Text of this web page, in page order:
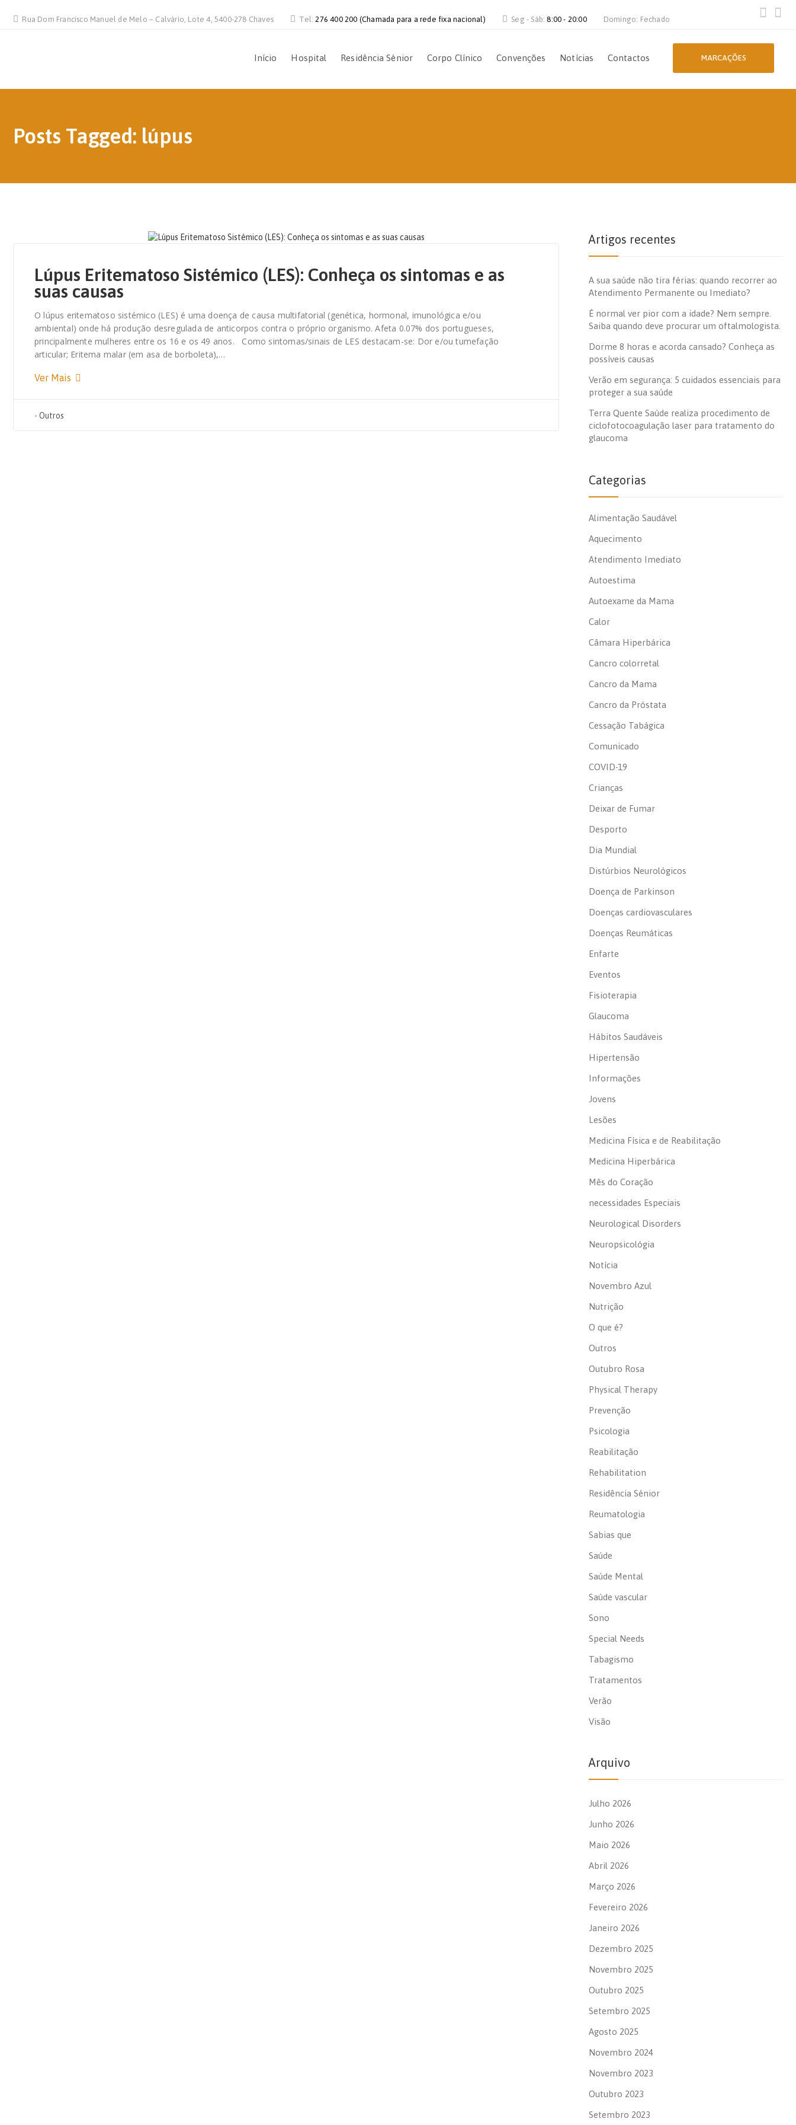
Rua Dom Francisco Manuel de Melo – Calvário, Lote 4, 5400-278 Chaves Tel:276 400 200 (Chamada para a rede fixa nacional) Seg - Sáb:8:00 - 20:00 Domingo: Fechado
Início Hospital Residência Sénior Corpo Clínico Convenções Notícias Contactos MARCAÇÕES
Posts Tagged: lúpus
Lúpus Eritematoso Sistémico (LES): Conheça os sintomas e as
suas causas
O lúpus eritematoso sistémico (LES) é uma doença de causa multifatorial (genética, hormonal, imunológica e/ou
ambiental) onde há produção desregulada de anticorpos contra o próprio organismo. Afeta 0.07% dos portugueses,
principalmente mulheres entre os 16 e os 49 anos. Como sintomas/sinais de LES destacam-se: Dor e/ou tumefação
articular; Eritema malar (em asa de borboleta),…
Ver Mais
- Outros
Artigos recentes
A sua saúde não tira férias: quando recorrer ao
Atendimento Permanente ou Imediato?
É normal ver pior com a idade? Nem sempre.
Saiba quando deve procurar um oftalmologista.
Dorme 8 horas e acorda cansado? Conheça as
possíveis causas
Verão em segurança: 5 cuidados essenciais para
proteger a sua saúde
Terra Quente Saúde realiza procedimento de
ciclofotocoagulação laser para tratamento do
glaucoma
Categorias
Alimentação Saudável
Aquecimento
Atendimento Imediato
Autoestima
Autoexame da Mama
Calor
Câmara Hiperbárica
Cancro colorretal
Cancro da Mama
Cancro da Próstata
Cessação Tabágica
Comunicado
COVID-19
Crianças
Deixar de Fumar
Desporto
Dia Mundial
Distúrbios Neurológicos
Doença de Parkinson
Doenças cardiovasculares
Doenças Reumáticas
Enfarte
Eventos
Fisioterapia
Glaucoma
Hábitos Saudáveis
Hipertensão
Informações
Jovens
Lesões
Medicina Física e de Reabilitação
Medicina Hiperbárica
Mês do Coração
necessidades Especiais
Neurological Disorders
Neuropsicológia
Notícia
Novembro Azul
Nutrição
O que é?
Outros
Outubro Rosa
Physical Therapy
Prevenção
Psicologia
Reabilitação
Rehabilitation
Residência Sénior
Reumatologia
Sabias que
Saúde
Saúde Mental
Saúde vascular
Sono
Special Needs
Tabagismo
Tratamentos
Verão
Visão
Arquivo
Julho 2026
Junho 2026
Maio 2026
Abril 2026
Março 2026
Fevereiro 2026
Janeiro 2026
Dezembro 2025
Novembro 2025
Outubro 2025
Setembro 2025
Agosto 2025
Novembro 2024
Novembro 2023
Outubro 2023
Setembro 2023